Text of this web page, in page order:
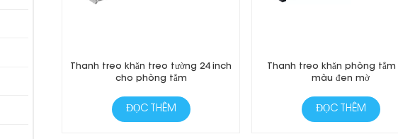
Thanh treo khăn treo tường 24 inch
cho phòng tắm
ĐỌC THÊM
Thanh treo khăn phòng tắm
màu đen mờ
ĐỌC THÊM